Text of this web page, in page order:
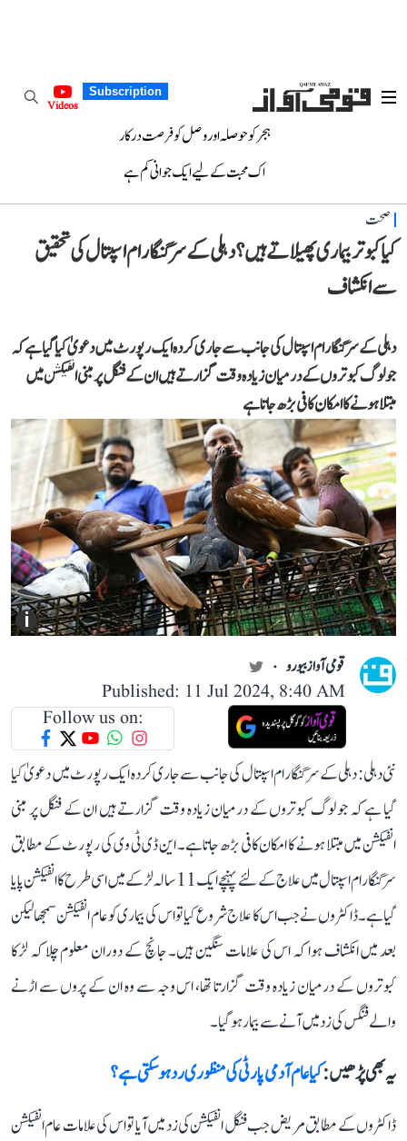
Subscription
Videos
ہجر کو حوصلہ اور وصل کو فرصت درکار
اک محبت کے لیے ایک جوانی کم ہے
صحت
کیا کبوتر بیماری پھیلاتے ہیں؟ دہلی کے سر گنگا رام اسپتال کی تحقیق
سے انکشاف
دہلی کے سر گنگا رام اسپتال کی جانب سے جاری کردہ ایک رپورٹ میں دعویٰ کیا گیا ہے کہ
جو لوگ کبوتروں کے درمیان زیادہ وقت گزارتے ہیں ان کے فنگل پر مبنی انفیکشن میں
مبتلا ہونے کا امکان کافی بڑھ جاتا ہے
i
قومی آواز بیورو
Published: 11 Jul 2024, 8:40 AM
Follow us on:
نئی دہلی: دہلی کے سر گنگا رام اسپتال کی جانب سے جاری کردہ ایک رپورٹ میں دعویٰ کیا
گیا ہے کہ جو لوگ کبوتروں کے درمیان زیادہ وقت گزارتے ہیں ان کے فنگل پر مبنی
انفیکشن میں مبتلا ہونے کا امکان کافی بڑھ جاتا ہے۔ این ڈی ٹی وی کی رپورٹ کے مطابق
سر گنگا رام اسپتال میں علاج کے لئے پہنچے ایک 11 سالہ لڑکے میں اسی طرح کا انفیکشن پایا
گیا ہے۔ ڈاکٹروں نے جب اس کا علاج شروع کیا تو اس کی بیماری کو عام انفیکشن سمجھا لیکن
بعد میں انکشاف ہوا کہ اس کی علامات سنگین ہیں۔ جانچ کے دوران معلوم چلا کہ لڑکا
کبوتروں کے درمیان زیادہ وقت گزارتا تھا، اس وجہ سے وہ ان کے پروں سے اڑنے
والے فنگس کی زد میں آنے سے بیمار ہو گیا۔
یہ بھی پڑھیں :کیا عام آدمی پارٹی کی منظوری رد ہو سکتی ہے؟
ڈاکٹروں کے مطابق مریض جب فنگل انفیکشن کی زد میں آیا تو اس کی علامات عام انفیکشن